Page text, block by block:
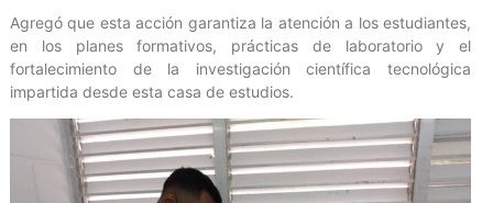
Agregó que esta acción garantiza la atención a los estudiantes,
en los planes formativos, prácticas de laboratorio y el
fortalecimiento de la investigación científica tecnológica
impartida desde esta casa de estudios.